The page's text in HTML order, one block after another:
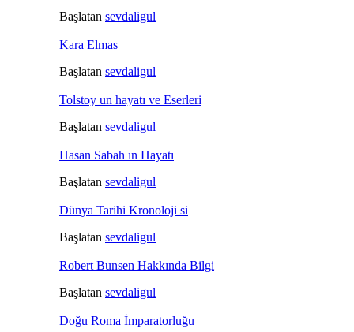
Başlatan sevdaligul
Kara Elmas
Başlatan sevdaligul
Tolstoy un hayatı ve Eserleri
Başlatan sevdaligul
Hasan Sabah ın Hayatı
Başlatan sevdaligul
Dünya Tarihi Kronoloji si
Başlatan sevdaligul
Robert Bunsen Hakkında Bilgi
Başlatan sevdaligul
Doğu Roma İmparatorluğu